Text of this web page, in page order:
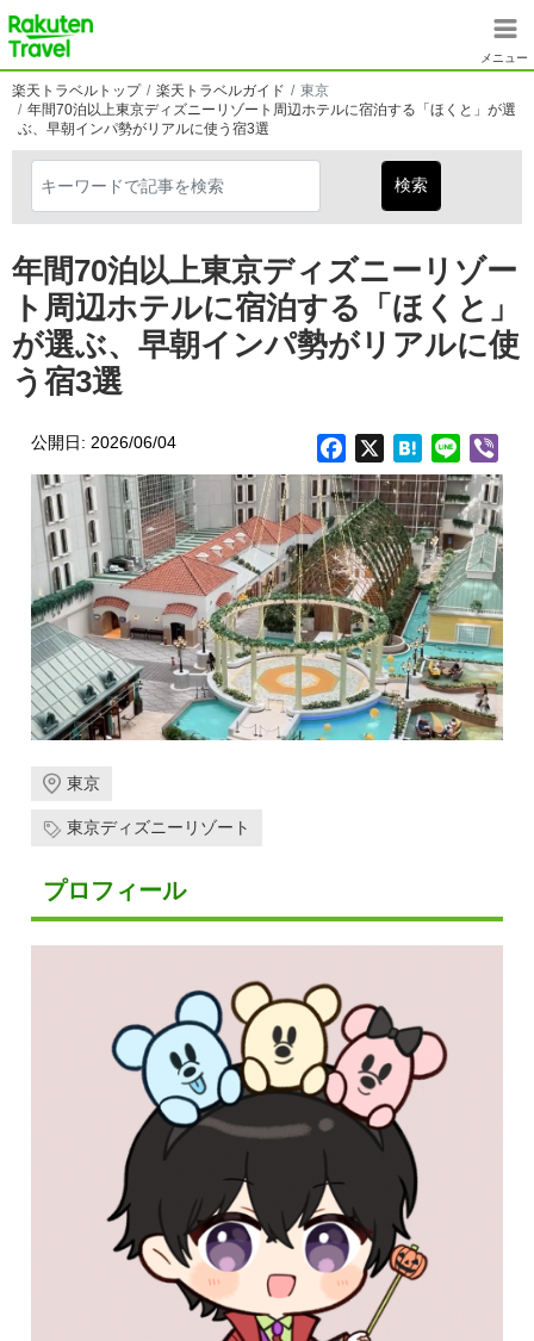
メニュー
楽天トラベルトップ 楽天トラベルガイド
東京
年間70泊以上東京ディズニーリゾート周辺ホテルに宿泊する「ほくと」が選
ぶ、早朝インパ勢がリアルに使う宿3選
年間70泊以上東京ディズニーリゾー
ト周辺ホテルに宿泊する「ほくと」
が選ぶ、早朝インパ勢がリアルに使
う宿3選
公開日: 2026/06/04 Facebook HatenaLine
東京
東京ディズニーリゾート
プロフィール